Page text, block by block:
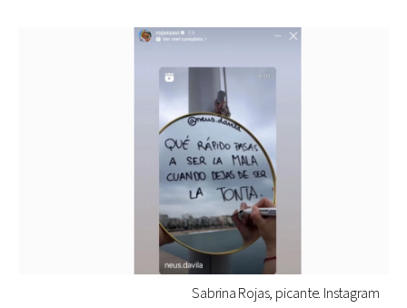
Sabrina Rojas, picante. Instagram